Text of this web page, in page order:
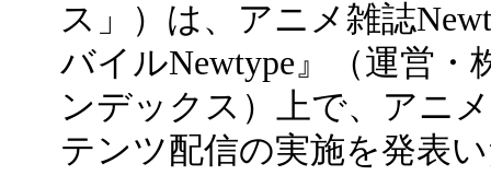
ス」）は、アニメ雑誌
バイルNewtype』（運営
ンデックス）上で、アニ
テンツ配信の実施を発表